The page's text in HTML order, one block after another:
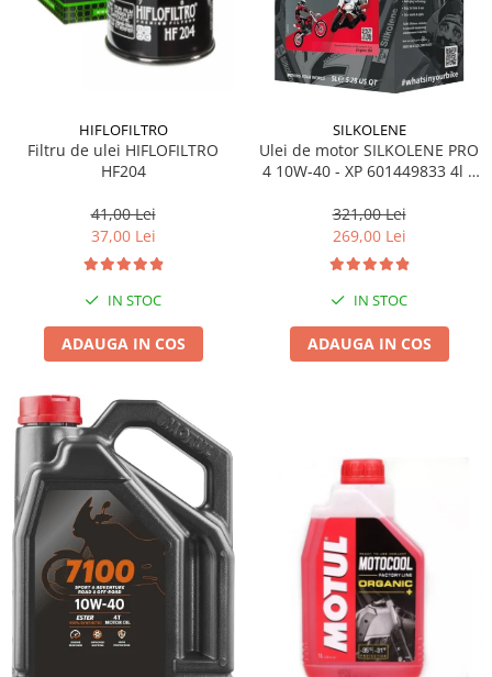
HIFLOFILTRO
Filtru de ulei HIFLOFILTRO
HF204
41,00 Lei
37,00 Lei
IN STOC
ADAUGA IN COS
SILKOLENE
Ulei de motor SILKOLENE PRO
4 10W-40 - XP 601449833 4l +
321,00 Lei
269,00 Lei
IN STOC
ADAUGA IN COS